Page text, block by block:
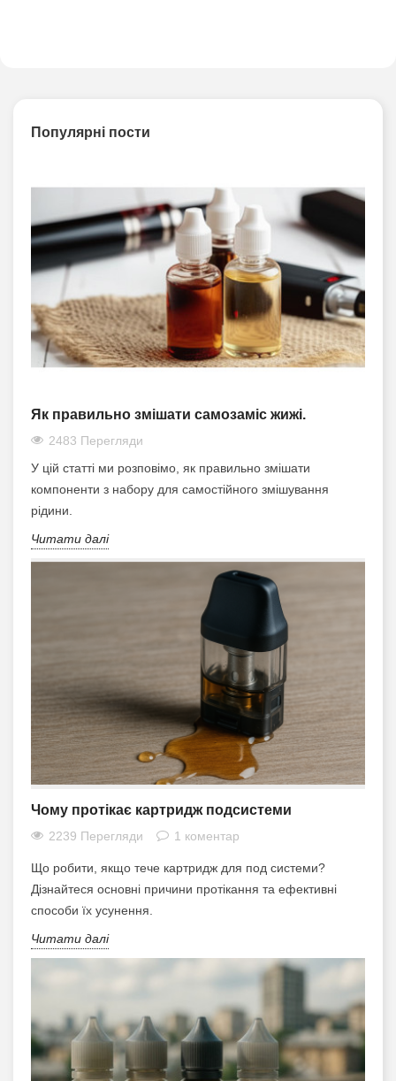
Популярні пости
Як правильно змішати самозаміс жижі.
2483 Перегляди
У цій статті ми розповімо, як правильно змішати
компоненти з набору для самостійного змішування
рідини.
Читати далі
Чому протікає картридж подсистеми
2239 Перегляди 1 коментар
Що робити, якщо тече картридж для под системи?
Дізнайтеся основні причини протікання та ефективні
способи їх усунення.
Читати далі